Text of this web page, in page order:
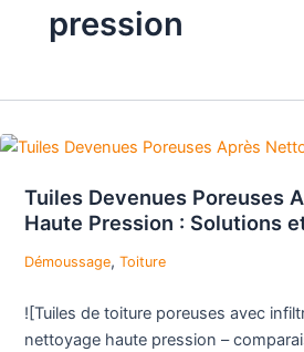
pression
Tuiles Devenues Poreuses
Haute Pression : Solutions
Démoussage, Toiture
![Tuiles de toiture poreuses avec
nettoyage haute pression –